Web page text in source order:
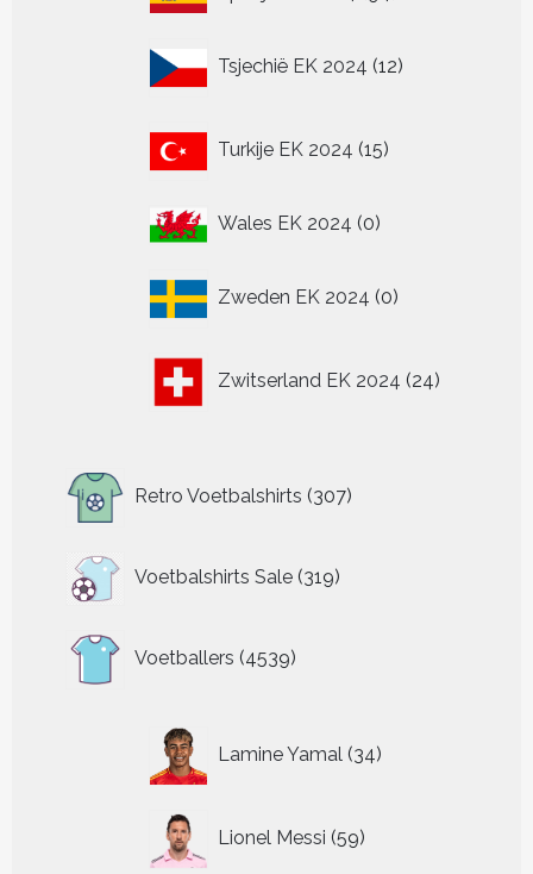
Tsjechië EK 2024 12
producten
Turkije EK 2024 15
producten
Wales EK 2024 00
Zweden EK 2024 0
producten
Zwitserland EK 2024 24
producten
Retro Voetbalshirts 307
producten
Voetbalshirts Sale 319
319
producten
Voetballers 4539
producten
Lamine Yamal 34
producten
Lionel Messi 59
producten